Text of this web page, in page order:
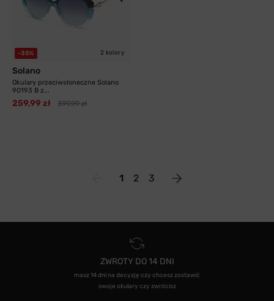
-35% 2 kolory
Solano
Okulary przeciwsłoneczne Solano
90193 B z...
259,99 zł 399,99 zł
1 2 3
ZWROTY DO 14 DNI
masz 14 dni na decyzję czy chcesz zostawić
swoje okulary czy zwrócisz